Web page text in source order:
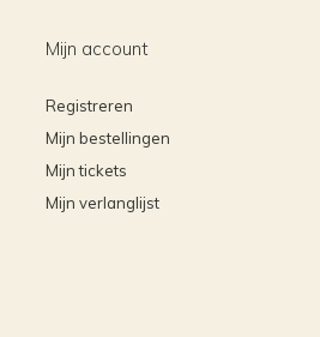
Mijn account
Registreren
Mijn bestellingen
Mijn tickets
Mijn verlanglijst